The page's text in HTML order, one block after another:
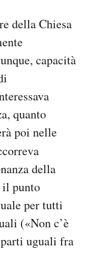
della Chiesa
capacità
quanto
poi nelle
della
il punto
per tutti
(«Non c’è
uguali fra